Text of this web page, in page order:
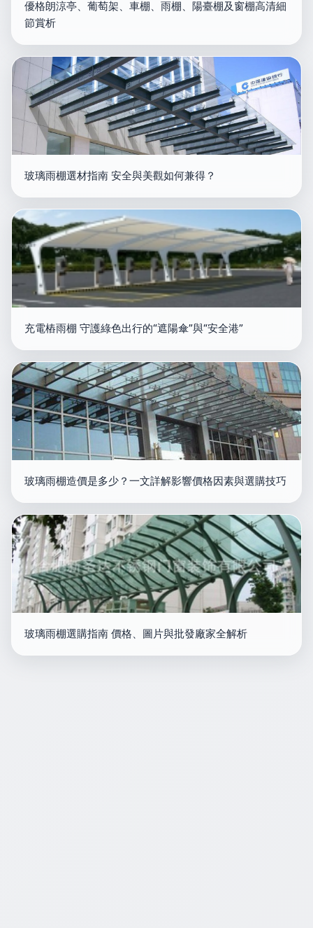
優格朗涼亭、葡萄架、車棚、雨棚、陽臺棚及窗棚高清細
節賞析
玻璃雨棚選材指南 安全與美觀如何兼得？
充電樁雨棚 守護綠色出行的“遮陽傘”與“安全港”
玻璃雨棚造價是多少？一文詳解影響價格因素與選購技巧
玻璃雨棚選購指南 價格、圖片與批發廠家全解析